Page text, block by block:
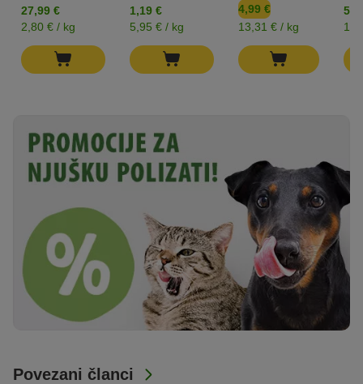
Povezani članci
27,99 €
2,80 € / kg
1,19 €
5,95 € / kg
4,99 €
13,31 € / kg